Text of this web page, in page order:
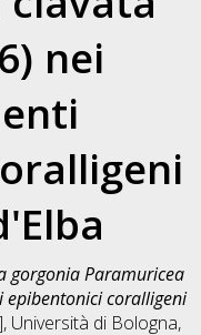
nei
gorgonia Paramuricea
epibentonici coralligeni
Università di Bologna,